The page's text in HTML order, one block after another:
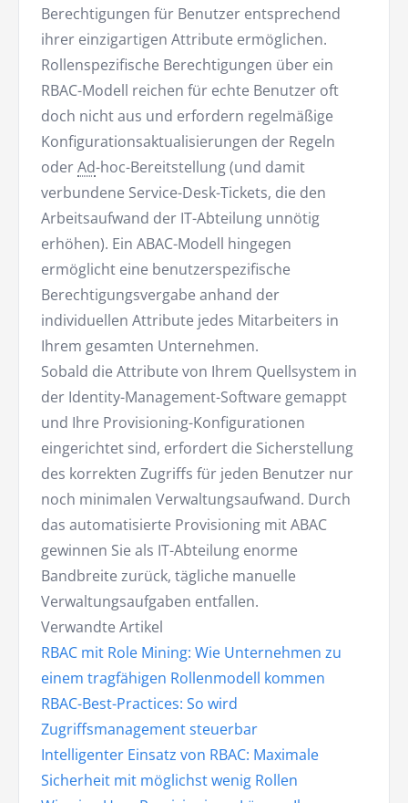
Berechtigungen für Benutzer entsprechend
ihrer einzigartigen Attribute ermöglichen.
Rollenspezifische Berechtigungen über ein
RBAC-Modell reichen für echte Benutzer oft
doch nicht aus und erfordern regelmäßige
Konfigurationsaktualisierungen der Regeln
oderAd-hoc-Bereitstellung (und damit
verbundene Service-Desk-Tickets, die den
Arbeitsaufwand der IT-Abteilung unnötig
erhöhen). Ein ABAC-Modell hingegen
ermöglicht eine benutzerspezifische
Berechtigungsvergabe anhand der
individuellen Attribute jedes Mitarbeiters in
Ihrem gesamten Unternehmen.
Sobald die Attribute von Ihrem Quellsystem in
der Identity-Management-Software gemappt
und Ihre Provisioning-Konfigurationen
eingerichtet sind, erfordert die Sicherstellung
des korrekten Zugriffs für jeden Benutzer nur
noch minimalen Verwaltungsaufwand. Durch
das automatisierte Provisioning mit ABAC
gewinnen Sie als IT-Abteilung enorme
Bandbreite zurück, tägliche manuelle
Verwaltungsaufgaben entfallen.
Verwandte Artikel
RBAC mit Role Mining: Wie Unternehmen zu
einem tragfähigen Rollenmodell kommen
RBAC-Best-Practices: So wird
Zugriffsmanagement steuerbar
Intelligenter Einsatz von RBAC: Maximale
Sicherheit mit möglichst wenig Rollen